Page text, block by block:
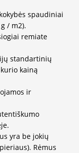
spaudiniai
/ m2).
remiate
standartinių
kainą
ir
yra be jokių
Rėmus